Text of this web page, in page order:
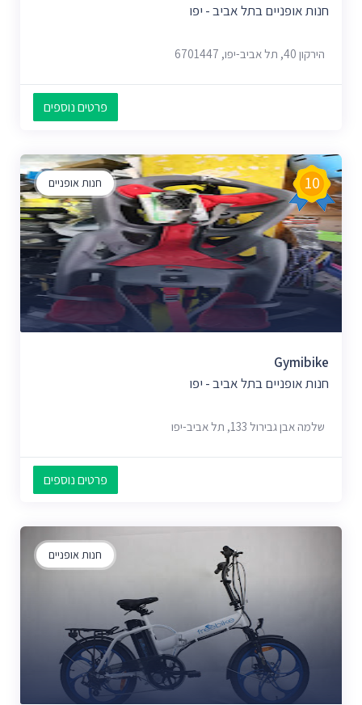
חנות אופניים בתל אביב - יפו
הירקון 40, תל אביב-יפו, 6701447
פרטים נוספים
חנות אופניים 10
Gymibike
חנות אופניים בתל אביב - יפו
שלמה אבן גבירול 133, תל אביב-יפו
פרטים נוספים
חנות אופניים